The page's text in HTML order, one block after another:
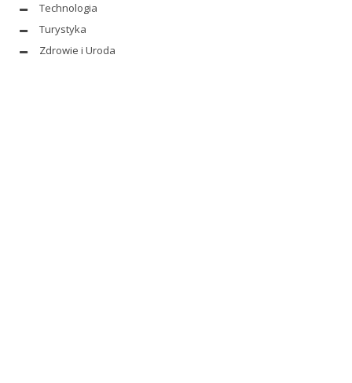
Technologia
Turystyka
Zdrowie i Uroda